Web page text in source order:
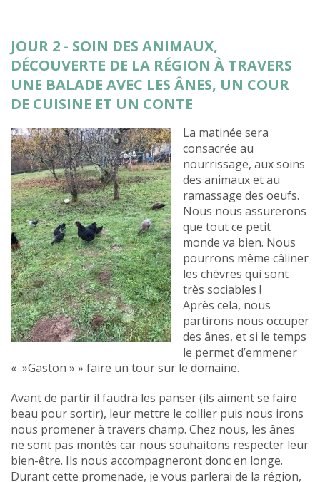
JOUR 2 - SOIN DES ANIMAUX,
DÉCOUVERTE DE LA RÉGION À TRAVERS
UNE BALADE AVEC LES ÂNES, UN COUR
DE CUISINE ET UN CONTE
La matinée sera
consacrée au
nourrissage, aux soins
des animaux et au
ramassage des oeufs.
Nous nous assurerons
que tout ce petit
monde va bien. Nous
pourrons même câliner
les chèvres qui sont
très sociables !
Après cela, nous
partirons nous occuper
des ânes, et si le temps
le permet d’emmener
« »Gaston » » faire un tour sur le domaine.
Avant de partir il faudra les panser (ils aiment se faire
beau pour sortir), leur mettre le collier puis nous irons
nous promener à travers champ. Chez nous, les ânes
ne sont pas montés car nous souhaitons respecter leur
bien-être. Ils nous accompagneront donc en longe.
Durant cette promenade, je vous parlerai de la région,